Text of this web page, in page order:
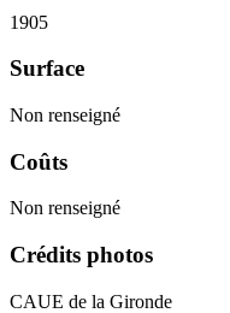
1905
Surface
Non renseigné
Coûts
Non renseigné
Crédits photos
CAUE de la Gironde